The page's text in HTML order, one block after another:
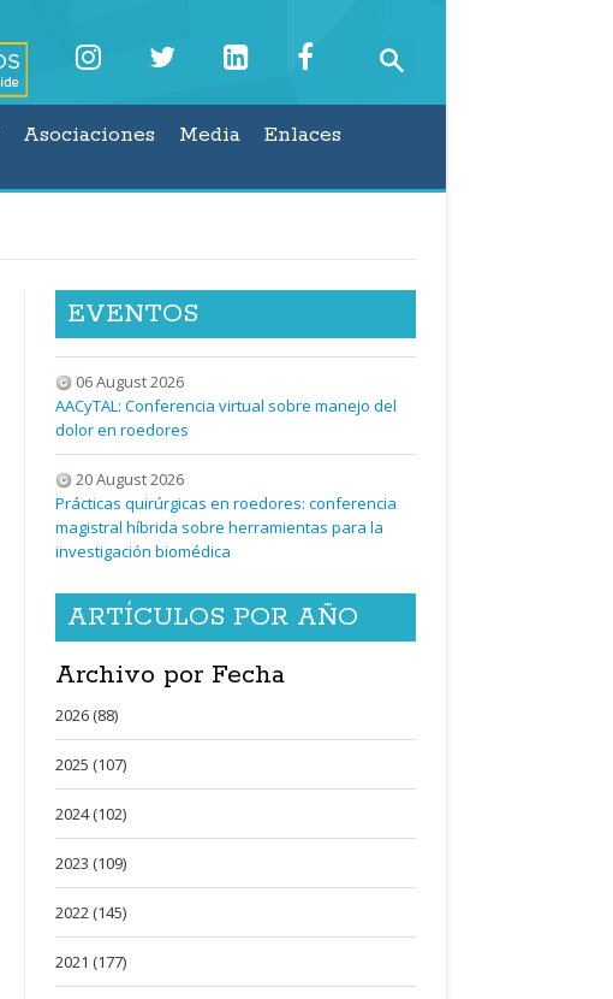
Asociaciones Media
Enlaces
EVENTOS
06 August 2026
AACyTAL: Conferencia virtual sobre manejo del
dolor en roedores
20 August 2026
Prácticas quirúrgicas en roedores: conferencia
magistral híbrida sobre herramientas para la
investigación biomédica
ARTÍCULOS POR AÑO
Archivo por Fecha
2026 (88)
2025 (107)
2024 (102)
2023 (109)
2022 (145)
2021 (177)